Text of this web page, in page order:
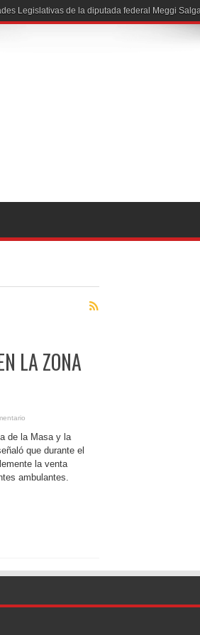
Legislativas de la diputada federal Meggi
LA ZONA
de la Masa y la
que durante el
la venta
ambulantes.